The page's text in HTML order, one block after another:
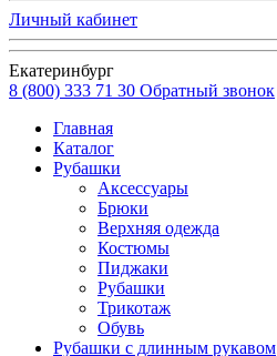
Личный кабинет
Екатеринбург
8 (800) 333 71 30 Обратный звонок
Главная
Каталог
Рубашки
Аксессуары
Брюки
Верхняя одежда
Костюмы
Пиджаки
Рубашки
Трикотаж
Обувь
Рубашки с длинным рукавом